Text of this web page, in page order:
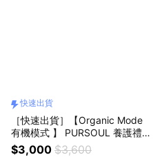
快速出貨
［快速出貨］【Organic Mode
有機模式 】 PURSOUL 養護禮
盒加贈舒壓氣墊竹梳『LINE禮物
獨家禮盒』
$3,000 $3,600